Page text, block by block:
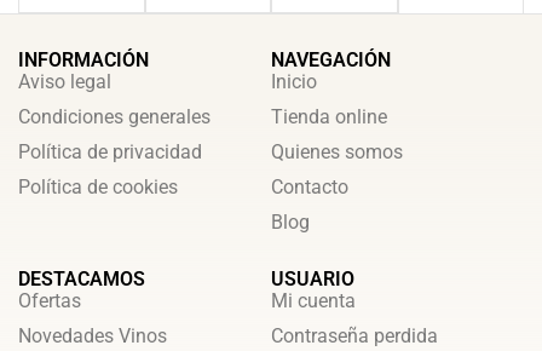
INFORMACIÓN
Aviso legal
Condiciones generales
Política de privacidad
Política de cookies
NAVEGACIÓN
Inicio
Tienda online
Quienes somos
Contacto
Blog
DESTACAMOS
Ofertas
Novedades Vinos
USUARIO
Mi cuenta
Contraseña perdida